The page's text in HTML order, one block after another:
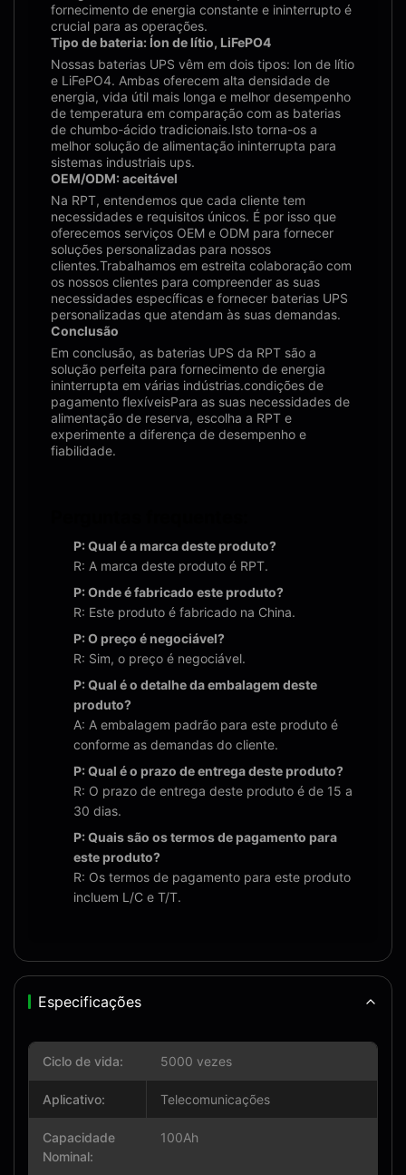
fornecimento de energia constante e ininterrupto é
crucial para as operações.
Tipo de bateria: Íon de lítio, LiFePO4
Nossas baterias UPS vêm em dois tipos: Ion de lítio
e LiFePO4. Ambas oferecem alta densidade de
energia, vida útil mais longa e melhor desempenho
de temperatura em comparação com as baterias
de chumbo-ácido tradicionais.Isto torna-os a
melhor solução de alimentação ininterrupta para
sistemas industriais ups.
OEM/ODM: aceitável
Na RPT, entendemos que cada cliente tem
necessidades e requisitos únicos. É por isso que
oferecemos serviços OEM e ODM para fornecer
soluções personalizadas para nossos
clientes.Trabalhamos em estreita colaboração com
os nossos clientes para compreender as suas
necessidades específicas e fornecer baterias UPS
personalizadas que atendam às suas demandas.
Conclusão
Em conclusão, as baterias UPS da RPT são a
solução perfeita para fornecimento de energia
ininterrupta em várias indústrias.condições de
pagamento flexíveisPara as suas necessidades de
alimentação de reserva, escolha a RPT e
experimente a diferença de desempenho e
fiabilidade.
P: Qual é a marca deste produto?
R: A marca deste produto é RPT.
P: Onde é fabricado este produto?
R: Este produto é fabricado na China.
P: O preço é negociável?
R: Sim, o preço é negociável.
P: Qual é o detalhe da embalagem deste
produto?
A: A embalagem padrão para este produto é
conforme as demandas do cliente.
P: Qual é o prazo de entrega deste produto?
R: O prazo de entrega deste produto é de 15 a
30 dias.
P: Quais são os termos de pagamento para
este produto?
R: Os termos de pagamento para este produto
incluem L/C e T/T.
Especificações
Ciclo de vida: 5000 vezes
Aplicativo: Telecomunicações
Capacidade
Nominal:
100Ah